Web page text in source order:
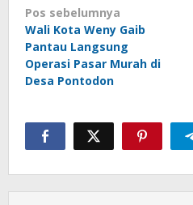
Navigasi
pos
Pos sebelumnya
Wali Kota Weny Gaib
Pantau Langsung
Operasi Pasar Murah di
Desa Pontodon